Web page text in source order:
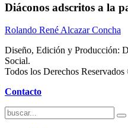
Diáconos adscritos a la
Rolando René Alcazar Concha
Diseño, Edición y Producción:
Social.
Todos los Derechos
Contacto